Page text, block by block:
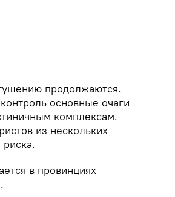
продолжаются.
основные очаги
комплексам.
из нескольких
в провинциях